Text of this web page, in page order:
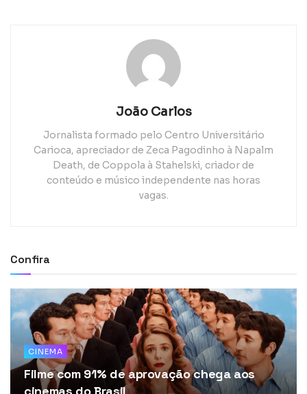
João Carlos
Jornalista formado pelo Centro Universitário
Carioca, apreciador de Zeca Pagodinho à Napalm
Death, de Coppola à Stahelski, criador de
conteúdo e músico independente nas horas
vagas.
Confira
CINEMA
Filme com 91% de aprovação chega aos